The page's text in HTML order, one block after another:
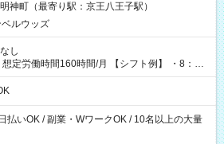
神町（最寄り駅：京王八王子駅）
ルウッズ
し
間160時間/月 【シフト例】 ・8：00
払いOK / 副業・WワークOK / 10名以上の大量